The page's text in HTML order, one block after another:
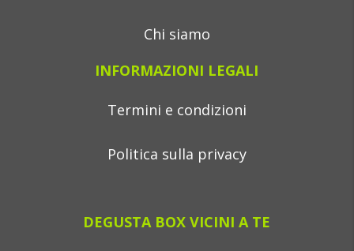
Chi siamo
INFORMAZIONI LEGALI
Termini e condizioni
Politica sulla privacy
DEGUSTA BOX VICINI A TE